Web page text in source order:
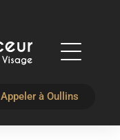
Appeler à Oullins